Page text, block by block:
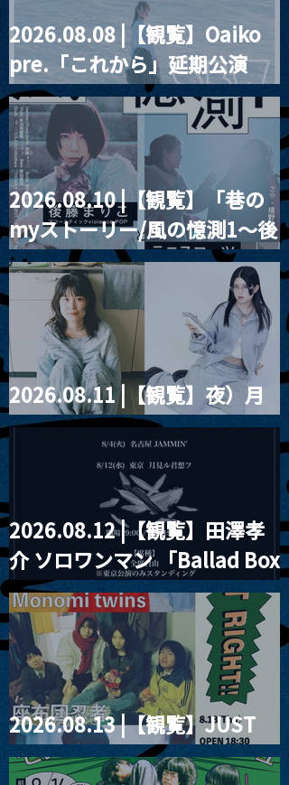
2026.08.08 |【観覧】Oaiko
pre.「これから」延期公演
Blurred City Lights × 17歳
とベルリンの壁
2026.08.10 |【観覧】「巷の
myストーリー/風の憶測1～後
藤まりこアコースティック
violence POPとテニスコー
ツ」
2026.08.11 |【観覧】夜）月
見ル君想フpre. Sugar Shock
2026.08.12 |【観覧】田澤孝
介 ソロワンマン 「Ballad Box
2026」
2026.08.13 |【観覧】JUST
RIGHT!! vol.26